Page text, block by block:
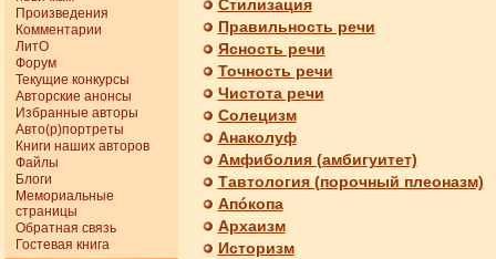
Произведения
Комментарии
ЛитО
Форум
Текущие конкурсы
Авторские анонсы
Избранные авторы
Авто(р)портреты
Книги наших авторов
Файлы
Блоги
Мемориальные
страницы
Обратная связь
Гостевая книга
Стилизация
Правильность речи
Ясность речи
Точность речи
Чистота речи
Солецизм
Анаколуф
Амфиболия (амбигуитет)
Тавтология (порочный плеоназм)
Апóкопа
Архаизм
Историзм